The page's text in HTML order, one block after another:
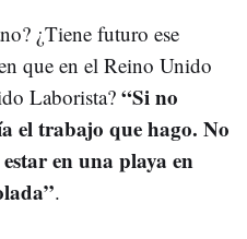
¿Tiene futuro ese
que en el Reino Unido
Laborista? “Si no
el trabajo que hago. No
en una playa en
.